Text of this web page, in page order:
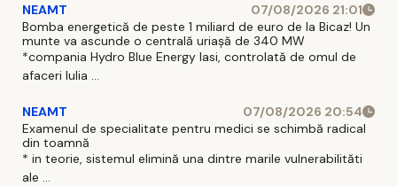
NEAMT
07/08/2026 21:01
Bomba energetică de peste 1 miliard de euro de la Bicaz! Un
munte va ascunde o centrală uriașă de 340 MW
*compania Hydro Blue Energy Iasi, controlată de omul de
afaceri Iulia ...
NEAMT
07/08/2026 20:54
Examenul de specialitate pentru medici se schimbă radical
din toamnă
* in teorie, sistemul elimină una dintre marile vulnerabilităti
ale ...